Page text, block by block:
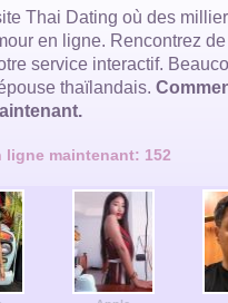
Thai Dating où des
en ligne. Rencontrez
service interactif.
thaïlandais.
ligne maintenant: 152